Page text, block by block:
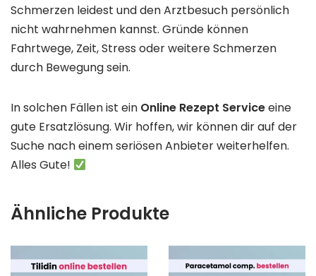
Schmerzen leidest und den Arztbesuch persönlich
nicht wahrnehmen kannst. Gründe können
Fahrtwege, Zeit, Stress oder weitere Schmerzen
durch Bewegung sein.
In solchen Fällen ist ein Online Rezept Serviceeine
gute Ersatzlösung. Wir hoffen, wir können dir auf der
Suche nach einem seriösen Anbieter weiterhelfen.
Alles Gute!
Ähnliche Produkte